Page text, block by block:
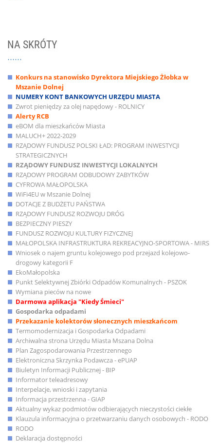
NA SKRÓTY
Konkurs na stanowisko Dyrektora Miejskiego Żłobka w
Mszanie Dolnej
NUMERY KONT BANKOWYCH URZĘDU MIASTA
Zwrot pieniędzy za olej napędowy - ROLNICY
Alerty RCB
eBOM dla mieszkańców Miasta
MALUCH+ 2022-2029
RZĄDOWY FUNDUSZ POLSKI ŁAD: PROGRAM INWESTYCJI
STRATEGICZNYCH
RZĄDOWY FUNDUSZ INWESTYCJI LOKALNYCH
RZĄDOWY PROGRAM ODBUDOWY ZABYTKÓW
CYFROWA MAŁOPOLSKA
WiFi4EU w Mszanie Dolnej
DOTACJE Z BUDŻETU PAŃSTWA
RZĄDOWY FUNDUSZ ROZWOJU DRÓG
BEZPIECZNY PIESZY
FUNDUSZ ROZWOJU KULTURY FIZYCZNEJ
MAŁOPOLSKA INFRASTRUKTURA REKREACYJNO-SPORTOWA - MIRS
Wniosek o najem gruntu kolejowego pod przejazd kolejowo-
drogowy kategorii F
EkoMałopolska
Punkt Selektywnej Zbiórki Odpadów Komunalnych - PSZOK
Wymiana pieców na nowe
Darmowa aplikacja "Kiedy Śmieci"
Gospodarka odpadami
Przekazanie kolektorów słonecznych mieszkańcom
Termomodernizacja i Gospodarka Odpadami
Archiwalna strona Urzędu Miasta Mszana Dolna
Plan Zagospodarowania Przestrzennego
Elektroniczna Skrzynka Podawcza - ePUAP
Biuletyn Informacji Publicznej - BIP
Informator teleadresowy
Interpelacje, wnioski i zapytania
Informacja przestrzenna - GIAP
Aktualny wykaz podmiotów odbierających nieczystości ciekłe
Klauzula informacyjna o przetwarzaniu danych osobowych - RODO
RODO
Deklaracja dostępności